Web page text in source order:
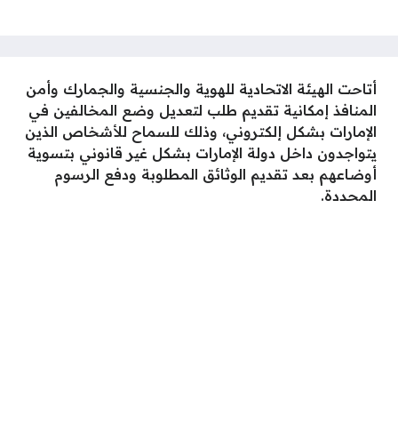
أتاحت الهيئة الاتحادية للهوية والجنسية والجمارك وأمن
المنافذ إمكانية تقديم طلب لتعديل وضع المخالفين في
الإمارات بشكل إلكتروني، وذلك للسماح للأشخاص الذين
يتواجدون داخل دولة الإمارات بشكل غير قانوني بتسوية
أوضاعهم بعد تقديم الوثائق المطلوبة ودفع الرسوم
المحددة.